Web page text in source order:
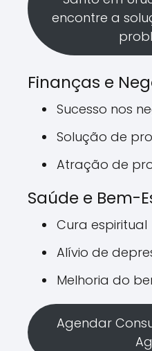
encontre a
Finanças e
Sucesso nos
Solução de
Atração de
Saúde e Bem-
Cura espiritual
Alívio de
Melhoria do
Agendar